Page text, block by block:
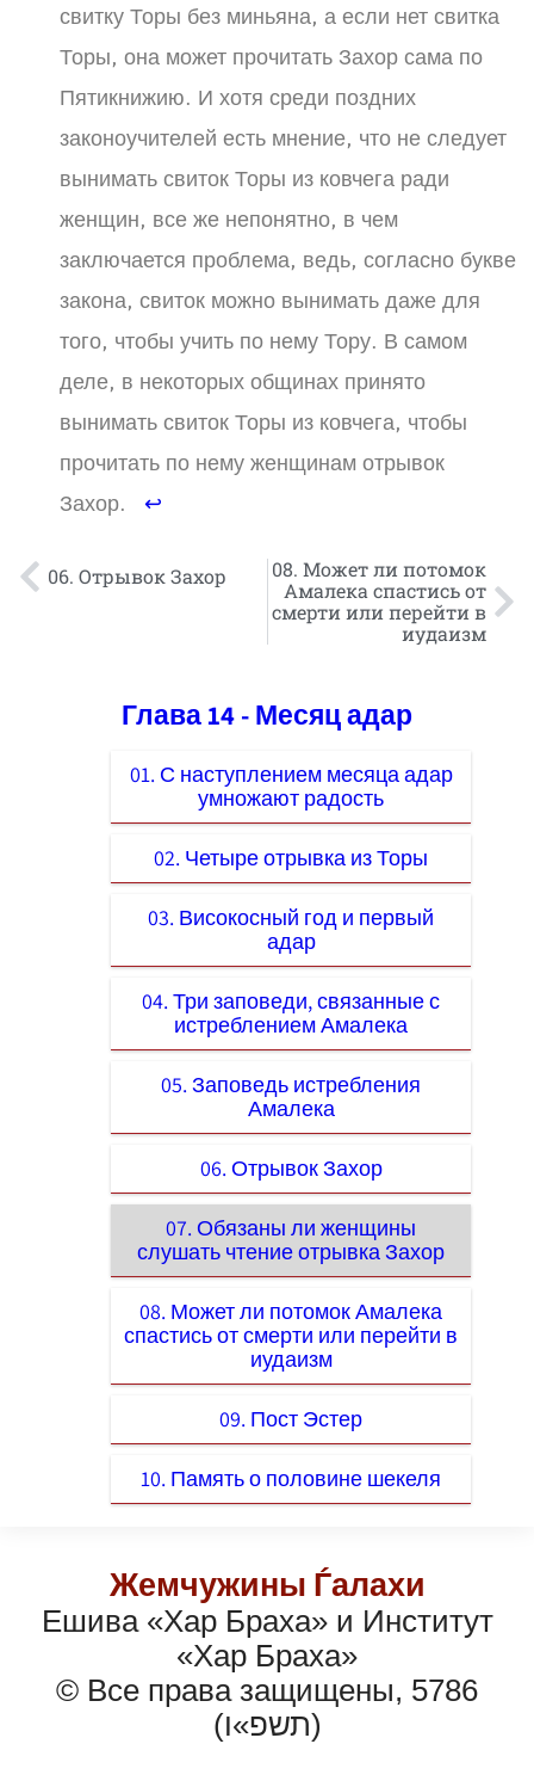
свитку Торы без миньяна, а если нет свитка
Торы, она может прочитать Захор сама по
Пятикнижию. И хотя среди поздних
законоучителей есть мнение, что не следует
вынимать свиток Торы из ковчега ради
женщин, все же непонятно, в чем
заключается проблема, ведь, согласно букве
закона, свиток можно вынимать даже для
того, чтобы учить по нему Тору. В самом
деле, в некоторых общинах принято
вынимать свиток Торы из ковчега, чтобы
прочитать по нему женщинам отрывок
Захор. ↩
06. Отрывок Захор
08. Может ли потомок
Амалека спастись от
смерти или перейти в
иудаизм
Глава 14 - Месяц адар
01. С наступлением месяца адар
умножают радость
02. Четыре отрывка из Торы
03. Високосный год и первый
адар
04. Три заповеди, связанные с
истреблением Амалека
05. Заповедь истребления
Амалека
06. Отрывок Захор
07. Обязаны ли женщины
слушать чтение отрывка Захор
08. Может ли потомок Амалека
спастись от смерти или перейти в
иудаизм
09. Пост Эстер
10. Память о половине шекеля
Жемчужины Ѓалахи
Ешива «Хар Браха» и Институт
«Хар Браха»
© Все права защищены, 5786
(תשפ»ו)